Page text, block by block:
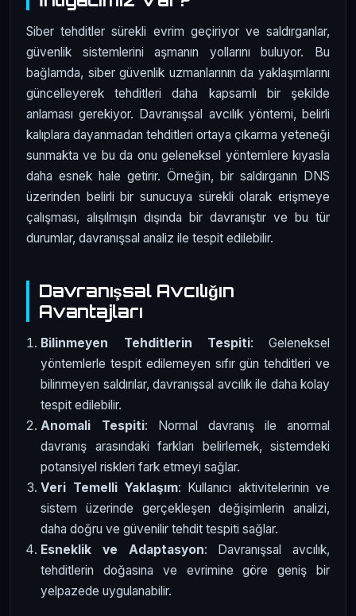
Siber tehditler sürekli evrim geçiriyor ve saldırganlar,
güvenlik sistemlerini aşmanın yollarını buluyor. Bu
bağlamda, siber güvenlik uzmanlarının da yaklaşımlarını
güncelleyerek tehditleri daha kapsamlı bir şekilde
anlaması gerekiyor. Davranışsal avcılık yöntemi, belirli
kalıplara dayanmadan tehditleri ortaya çıkarma yeteneği
sunmakta ve bu da onu geleneksel yöntemlere kıyasla
daha esnek hale getirir. Örneğin, bir saldırganın DNS
üzerinden belirli bir sunucuya sürekli olarak erişmeye
çalışması, alışılmışın dışında bir davranıştır ve bu tür
durumlar, davranışsal analiz ile tespit edilebilir.
Davranışsal Avcılığın
Avantajları
Bilinmeyen Tehditlerin Tespiti: Geleneksel
yöntemlerle tespit edilemeyen sıfır gün tehditleri ve
bilinmeyen saldırılar, davranışsal avcılık ile daha kolay
tespit edilebilir.
Anomali Tespiti: Normal davranış ile anormal
davranış arasındaki farkları belirlemek, sistemdeki
potansiyel riskleri fark etmeyi sağlar.
Veri Temelli Yaklaşım: Kullanıcı aktivitelerinin ve
sistem üzerinde gerçekleşen değişimlerin analizi,
daha doğru ve güvenilir tehdit tespiti sağlar.
Esneklik ve Adaptasyon: Davranışsal avcılık,
tehditlerin doğasına ve evrimine göre geniş bir
yelpazede uygulanabilir.